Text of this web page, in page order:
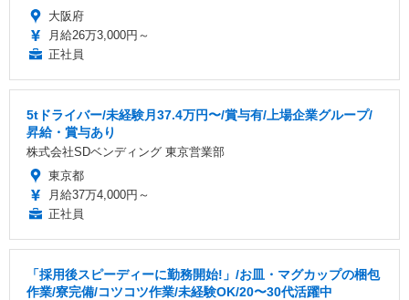
大阪府
月給26万3,000円～
正社員
5tドライバー/未経験月37.4万円〜/賞与有/上場企業グループ/
昇給・賞与あり
株式会社SDベンディング 東京営業部
東京都
月給37万4,000円～
正社員
「採用後スピーディーに勤務開始!」/お皿・マグカップの梱包
作業/寮完備/コツコツ作業/未経験OK/20〜30代活躍中